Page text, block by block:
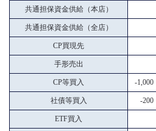
共通担保資金供給（本店）
共通担保資金供給（全店）
CP買現先
手形売出
CP等買入 -1,000
社債等買入 -200
ETF買入